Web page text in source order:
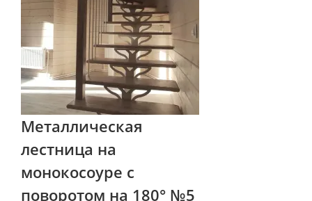
Металлическая
лестница на
монокосоуре с
поворотом на 180° №5